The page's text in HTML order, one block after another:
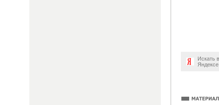
Искать в
Яндексе